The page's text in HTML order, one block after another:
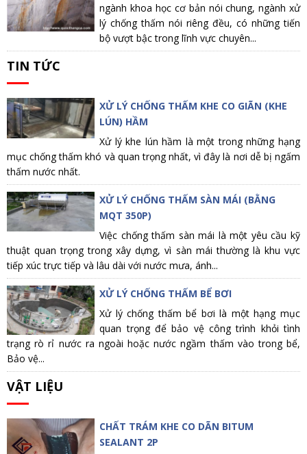
ngành khoa học cơ bản nói chung, ngành xử
lý chống thấm nói riêng đều, có những tiến
bộ vượt bậc trong lĩnh vực chuyên...
TIN TỨC
XỬ LÝ CHỐNG THẤM KHE CO GIÃN (KHE
LÚN) HẦM
Xử lý khe lún hầm là một trong những hạng
mục chống thấm khó và quan trọng nhất, vì đây là nơi dễ bị ngấm
thấm nước nhất.
XỬ LÝ CHỐNG THẤM SÀN MÁI (BẰNG
MQT 350P)
Việc chống thấm sàn mái là một yêu cầu kỹ
thuật quan trọng trong xây dựng, vì sàn mái thường là khu vực
tiếp xúc trực tiếp và lâu dài với nước mưa, ánh...
XỬ LÝ CHỐNG THẤM BỂ BƠI
Xử lý chống thấm bể bơi là một hạng mục
quan trọng để bảo vệ công trình khỏi tình
trạng rò rỉ nước ra ngoài hoặc nước ngầm thấm vào trong bể,
Bảo vệ...
VẬT LIỆU
CHẤT TRÁM KHE CO DÃN BITUM
SEALANT 2P